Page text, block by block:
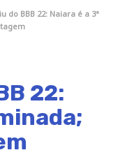
do BBB 22: Naiara é a 3ª
22: